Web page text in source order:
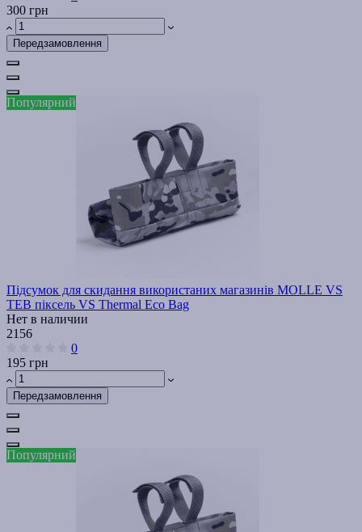
300 грн
Передзамовлення
Популярний
Підсумок для скидання використаних магазинів MOLLE VS
TEB піксель VS Thermal Eco Bag
Нет в наличии
2156
0
195 грн
Передзамовлення
Популярний